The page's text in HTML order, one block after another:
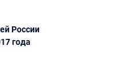
России
года